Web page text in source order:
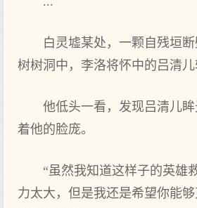
白灵墟某处，一颗自残垣
树树洞中，李洛将怀中的吕清儿
他低头一看，发现吕清儿
着他的脸庞。
“虽然我知道这样子的英雄
力太大，但是我还是希望你能